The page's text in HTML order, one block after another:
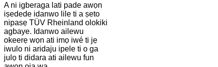
A ni igberaga lati pade awọn
iṣedede idanwo lile ti a ṣeto
nipasẹ TÜV Rheinland olokiki
agbaye. Idanwo ailewu
okeerẹ wọn ati imọ iwé ti jẹ
iwulo ni aridaju ipele ti o ga
julọ ti didara ati ailewu fun